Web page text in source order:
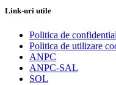
Link-uri utile
Politica de
Politica de utilizare
ANPC
ANPC-SAL
SOL